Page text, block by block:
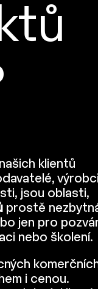
klientů
jsou oblasti,
prostě
jen pro
nebo školení.
i cenou.